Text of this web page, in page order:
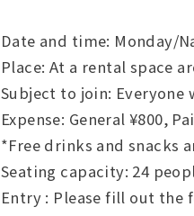
Date and time: Monday/
Place: At a rental space
Subject to join: Everyone
Expense: General ¥800,
*Free drinks and snacks
Seating capacity: 24
Entry : Please fill out the